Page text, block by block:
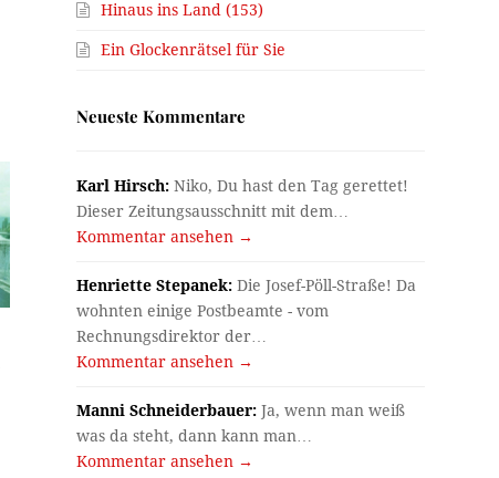
Hinaus ins Land (153)
Ein Glockenrätsel für Sie
Neueste Kommentare
Karl Hirsch: Niko, Du hast den Tag gerettet!
Dieser Zeitungsausschnitt mit dem…
Kommentar ansehen →
Henriette Stepanek: Die Josef-Pöll-Straße! Da
wohnten einige Postbeamte - vom
Rechnungsdirektor der…
Kommentar ansehen →
Manni Schneiderbauer: Ja, wenn man weiß
was da steht, dann kann man…
Kommentar ansehen →